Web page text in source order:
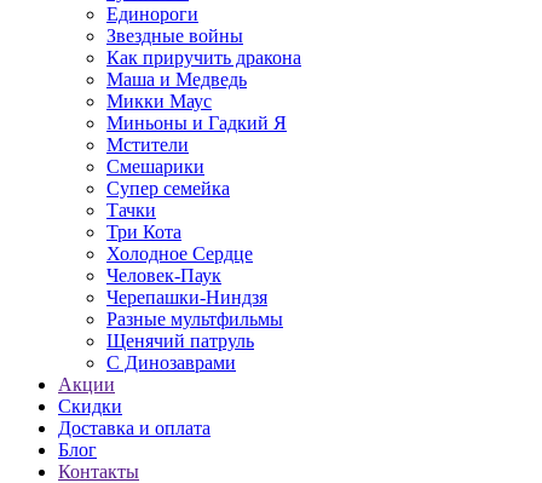
Единороги
Звездные войны
Как приручить дракона
Маша и Медведь
Микки Маус
Миньоны и Гадкий Я
Мстители
Смешарики
Супер семейка
Тачки
Три Кота
Холодное Сердце
Человек-Паук
Черепашки-Ниндзя
Разные мультфильмы
Щенячий патруль
C Динозаврами
Акции
Скидки
Доставка и оплата
Блог
Контакты